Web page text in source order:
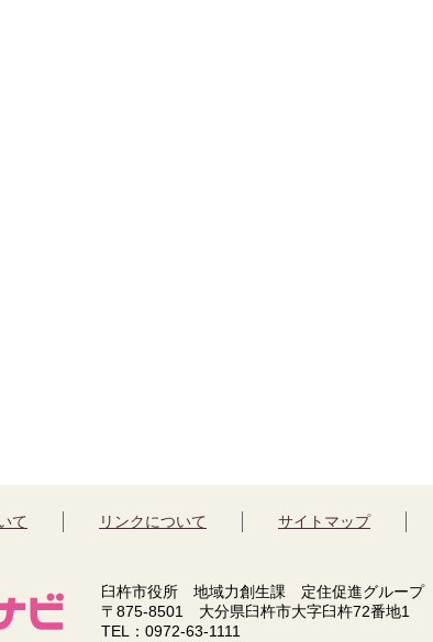
て リンクについて サイトマップ
臼杵市役所 地域力創生課 定住促進グループ
〒875-8501 大分県臼杵市大字臼杵72番地1
TEL：0972-63-1111